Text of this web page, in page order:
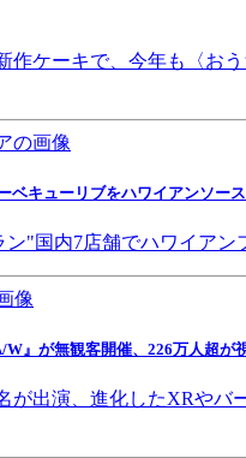
作ケーキで、今年も〈お
ベキューリブをハワイアンソース
ン"国内7店舗でハワイアン
W』が無観客開催、226万人超が
が出演、進化したXRやバ